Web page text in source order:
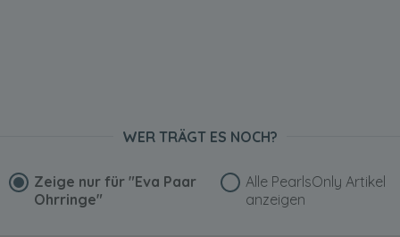
WER TRÄGT ES NOCH?
Zeige nur für "Eva Paar
Ohrringe"
Alle PearlsOnly Artikel
anzeigen